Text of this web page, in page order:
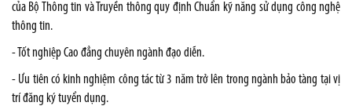
của Bộ Thông tin và Truyền thông quy định Chuẩn kỹ năng sử dụng công nghệ
thông tin.
- Tốt nghiệp Cao đẳng chuyên ngành đạo diễn.
- Ưu tiên có kinh nghiệm công tác từ 3 năm trở lên trong ngành bảo tàng tại vị
trí đăng ký tuyển dụng.